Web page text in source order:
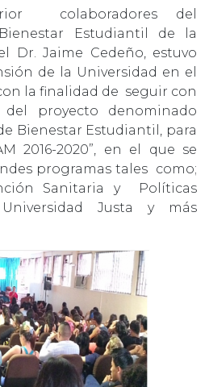
colaboradores del
Estudiantil de la
Dr. Jaime Cedeño, estuvo
de la Universidad en el
la finalidad de seguir con
proyecto denominado
Bienestar Estudiantil, para
2016-2020”, en el que se
programas tales como;
Sanitaria y Políticas
Justa y más